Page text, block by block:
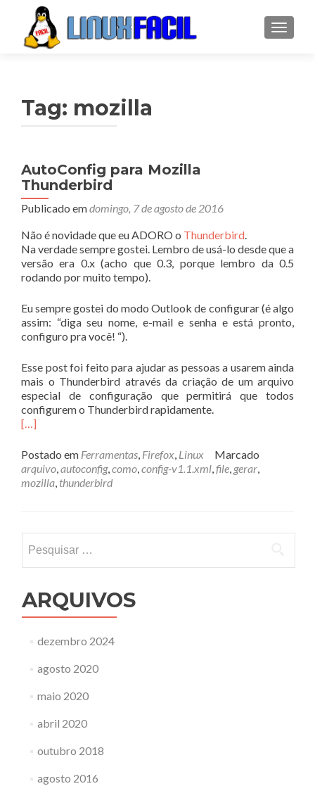
Tag: mozilla
AutoConfig para Mozilla
Thunderbird
Publicado emdomingo, 7 de agosto de 2016
Não é novidade que eu ADORO o Thunderbird.
Na verdade sempre gostei. Lembro de usá-lo desde que a
versão era 0.x (acho que 0.3, porque lembro da 0.5
rodando por muito tempo).
Eu sempre gostei do modo Outlook de configurar (é algo
assim: “diga seu nome, e-mail e senha e está pronto,
configuro pra você! “).
Esse post foi feito para ajudar as pessoas a usarem ainda
mais o Thunderbird através da criação de um arquivo
especial de configuração que permitirá que todos
configurem o Thunderbird rapidamente.
[…]
Postado em Ferramentas, Firefox, Linux
Marcado
arquivo,autoconfig,como,config-v1.1.xml,file, gerar,
mozilla, thunderbird
por:
ARQUIVOS
dezembro 2024
agosto 2020
maio 2020
abril 2020
outubro 2018
agosto 2016